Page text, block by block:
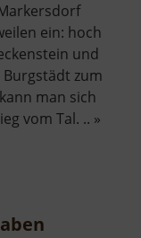
ein: hoch
und
zum
man sich
vom Tal. .. »